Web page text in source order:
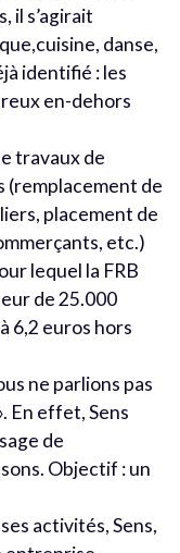
il s’agirait
danse,
identifié : les
en-dehors
travaux de
(remplacement de
placement de
etc.)
lequel la FRB
de 25.000
6,2 euros hors
ne parlions pas
En effet, Sens
de
Objectif : un
activités, Sens,